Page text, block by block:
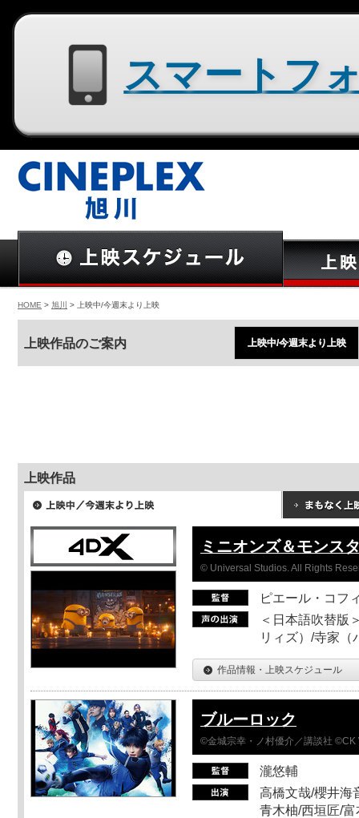
HOME > 旭川 > 上映中/今週末より上映
上映作品のご案内 上映中/今週末より上映
上映作品
ミニオンズ＆モンス
© Universal Studios. All Rights
ピエール・コフ
＜日本語吹替版
リィズ）/寺家（
作品情報・上映スケジュール
ブルーロック
©金城宗幸・ノ村優介／講談社 ©CK
瀧悠輔
高橋文哉/櫻井海
青木柚/西垣匠/